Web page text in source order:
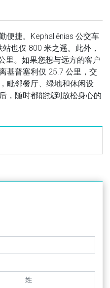
便捷。Kephallēnias 公交车
也仅 800 米之遥。此外，
里。如果您想与远方的客户
基普塞利仅 25.7 公里，交
毗邻餐厅、绿地和休闲设
，随时都能找到放松身心的